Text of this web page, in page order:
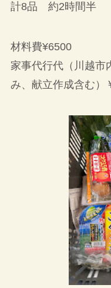
計8品 約2時間半
材料費¥6500
家事代行代（川越市
み、献立作成含む）